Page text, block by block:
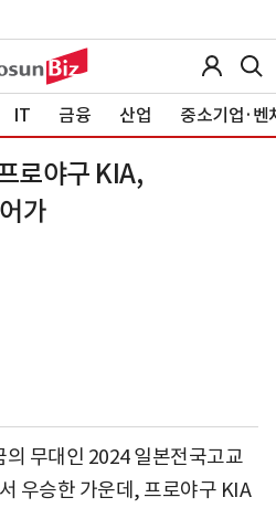
IT 금융 산업 중소기업·벤
로야구 KIA,
가
무대인 2024 일본전국고교
우승한 가운데, 프로야구 KIA